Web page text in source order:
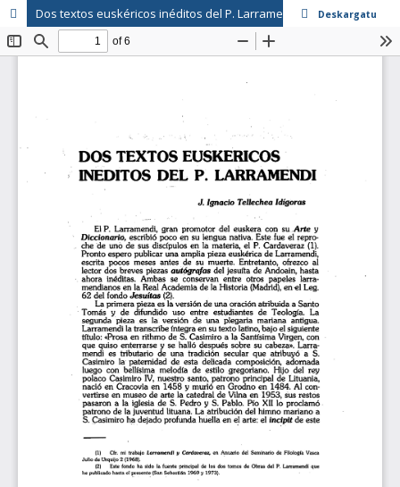
Dos textos euskéricos inéditos del P. Larramendi Deskargatu